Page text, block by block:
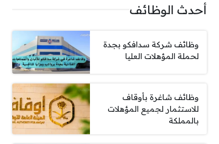
أحدث الوظائف
وظائف شركة سدافكو بجدة
لحملة المؤهلات العليا
وظائف شاغرة بأوقاف
للاستثمار لجميع المؤهلات
بالمملكة